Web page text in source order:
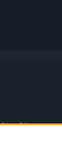
Privacy Policy